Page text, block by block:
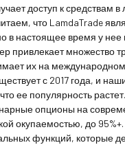
доступ к средствам
что LamdaTrade
в настоящее время у
привлекает множество
их на
с 2017 года, и
ее популярность
опционы на
окупаемостью, до
функций, которые